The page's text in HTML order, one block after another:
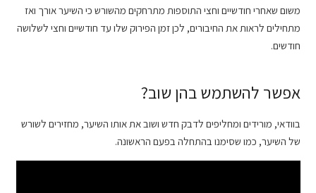
משום שאחרי חודשיים וחצי התוספות מתרחקים מהשורש כי השיער אורך ואז
מתחילים לראות את החיבורים, לכן זמן הפירוק שלו עד חודשיים וחצי לשלושה
חודשים.
אפשר להשתמש בהן שוב?
בוודאי, מורידים ומחליפים לדבק חדש ושוב את אותו השיער, מחזירים לשורש
של השיער, כמו שסימנו בהתחלה בפעם הראשונה.